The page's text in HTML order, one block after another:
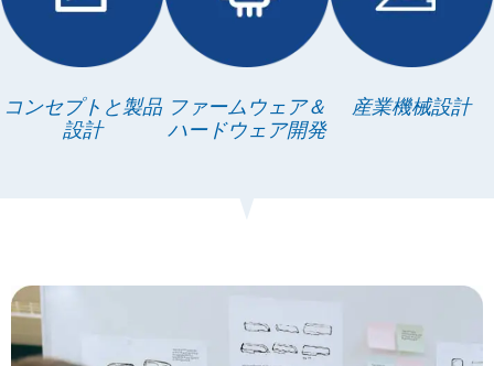
コンセプトと製品
設計
ファームウェア＆
ハードウェア開発
産業機械設計